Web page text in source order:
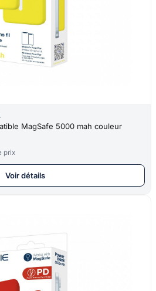
MagSafe 5000 mah couleur
prix
Voir détails